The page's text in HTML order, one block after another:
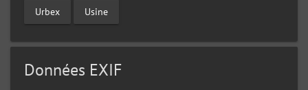
Urbex Usine
Données EXIF